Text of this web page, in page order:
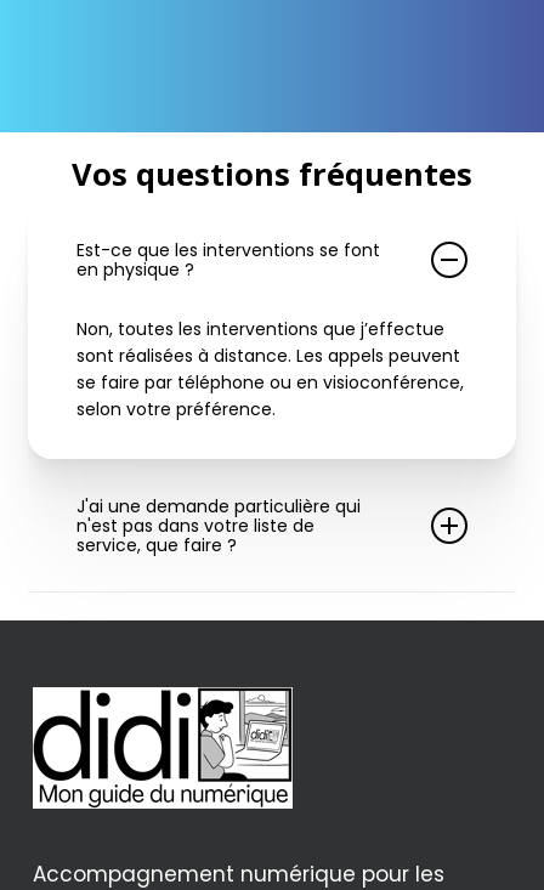
Vos questions fréquentes
Est-ce que les interventions se font
en physique ?
Non, toutes les interventions que j’effectue
sont réalisées à distance. Les appels peuvent
se faire par téléphone ou en visioconférence,
selon votre préférence.
J'ai une demande particulière qui
n'est pas dans votre liste de
service, que faire ?
Je peux intervenir sur de nombreux cas de
figure, je vous invite donc à me partager
votre besoin que je puisse définir si je suis en
mesure de vous aider.
Accompagnement numérique pour les